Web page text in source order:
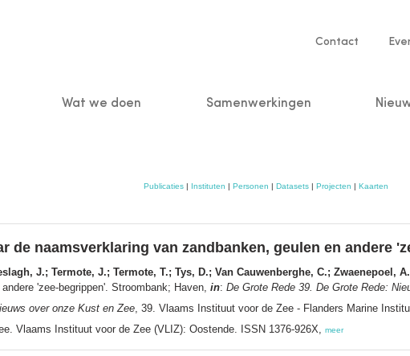
Service
Contact
Wat we doen Samenwerkingen
Publicaties| Instituten | Personen | Datasets| Projecten | Kaarten
de naamsverklaring van zandbanken, geulen en andere
J.; Termote, J.; Termote, T.; Tys, D.; Van Cauwenberghe, C.; Zwaenepoel,
'zee-begrippen'. Stroombank; Haven, in: De Grote Rede 39. De Grote Rede:
over onze Kust en Zee , 39. Vlaams Instituut voor de Zee - Flanders Marine
Vlaams Instituut voor de Zee (VLIZ): Oostende. ISSN 1376-926X, meer